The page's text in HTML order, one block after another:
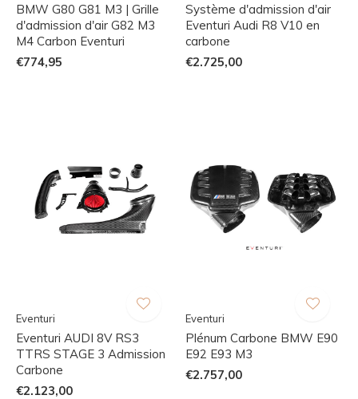
BMW G80 G81 M3 | Grille
d'admission d'air G82 M3
M4 Carbon Eventuri
€774,95
Système d'admission d'air
Eventuri Audi R8 V10 en
carbone
€2.725,00
Eventuri
Eventuri AUDI 8V RS3
TTRS STAGE 3 Admission
Carbone
€2.123,00
Eventuri
Plénum Carbone BMW E90
E92 E93 M3
€2.757,00